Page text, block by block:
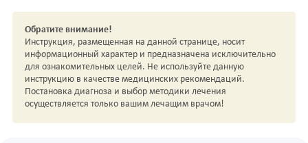
Обратите внимание!
Инструкция, размещенная на данной странице, носит
информационный характер и предназначена исключительно
для ознакомительных целей. Не используйте данную
инструкцию в качестве медицинских рекомендаций.
Постановка диагноза и выбор методики лечения
осуществляется только вашим лечащим врачом!